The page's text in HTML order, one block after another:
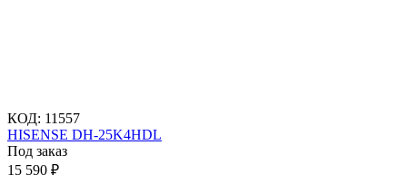
КОД: 11557
HISENSE DH-25K4HDL
Под заказ
15 590 ₽